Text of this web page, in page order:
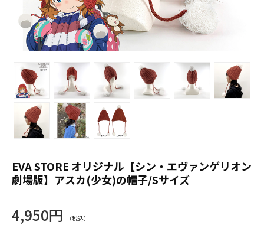
EVA STORE オリジナル【シン・エヴァンゲリオン
劇場版】アスカ(少女)の帽子/Sサイズ
4,950円